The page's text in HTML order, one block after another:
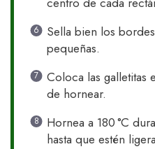
Sella bien los
pequeñas.
Coloca las galletitas
de hornear.
Hornea a 180 °C
hasta que estén